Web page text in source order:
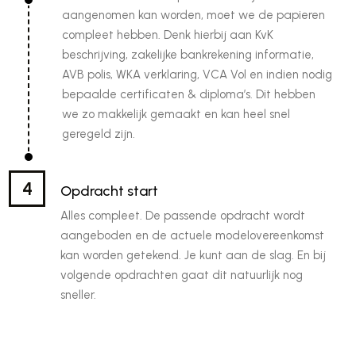
installatietechniek is een plus.
Over Techers
Bij Techers draait alles om vakmanschap en een
prettige samenwerking tussen zzp'ers en
opdrachtgevers in de installatie-, elektro- en
werktuigbouwkunde. Je kunt rekenen op passende
opdrachten, eerlijke tarieven, snelle betaling van jouw
facturen en een vast aanspreekpunt dat met je
meedenkt. Zo houd jij de focus op het uitvoeren van
jouw vak.
aangenomen kan worden, moet we de papieren
compleet hebben. Denk hierbij aan KvK
beschrijving, zakelijke bankrekening informatie,
AVB polis, WKA verklaring, VCA Vol en indien nodig
bepaalde certificaten & diploma’s. Dit hebben
we zo makkelijk gemaakt en kan heel snel
geregeld zijn.
4 Opdracht start
Alles compleet. De passende opdracht wordt
aangeboden en de actuele modelovereenkomst
kan worden getekend. Je kunt aan de slag. En bij
volgende opdrachten gaat dit natuurlijk nog
sneller.